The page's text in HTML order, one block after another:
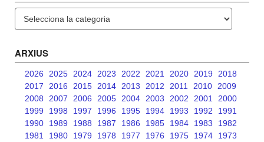
ARXIUS
2026 2025 2024 2023 2022 2021 2020 2019
2018
2017
2016 2015 2014 2013 2012 2011 2010
2009
2008
2007 2006 2005 2004 2003 2002 2001
2000
1999
1998 1997 1996 1995 1994 1993 1992
1991
1990
1989 1988 1987 1986 1985 1984 1983
1982
1981
1980 1979 1978 1977 1976 1975 1974
1973